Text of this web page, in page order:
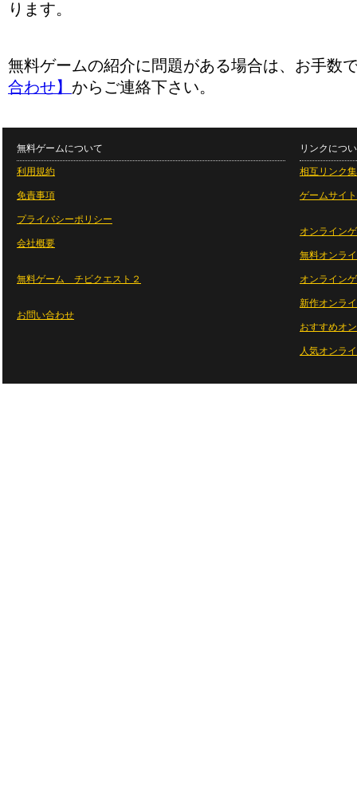
ります。
無料ゲームの紹介に問題がある場合は、お手数
合わせ】 からご連絡下さい。
無料ゲームについて
利用規約
免責事項
プライバシーポリシー
会社概要
無料ゲーム チビクエスト２
お問い合わせ
リンクにつ
相互リンク集
ゲームサイ
オンライン
無料オンラ
オンライン
新作オンラ
おすすめオ
人気オンラ